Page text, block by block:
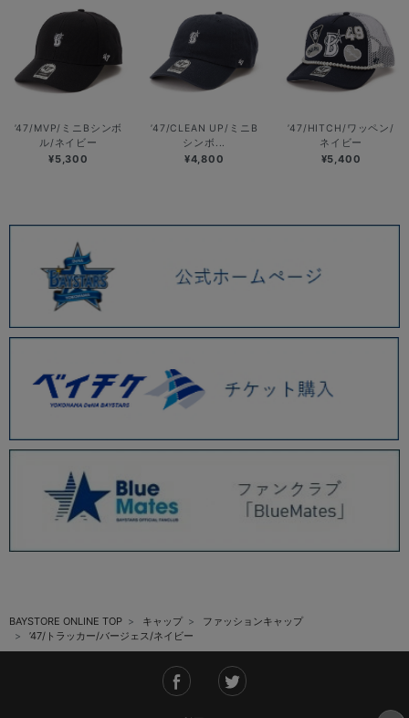
’47/MVP/ミニBシンボ
ル/ネイビー
¥5,300
’47/CLEAN UP/ミニB
シンボ...
¥4,800
’47/HITCH/ワッペン/
ネイビー
¥5,400
BAYSTORE ONLINE TOP キャップ
ファッションキャップ
’47/トラッカー/バージェス/ネイビー